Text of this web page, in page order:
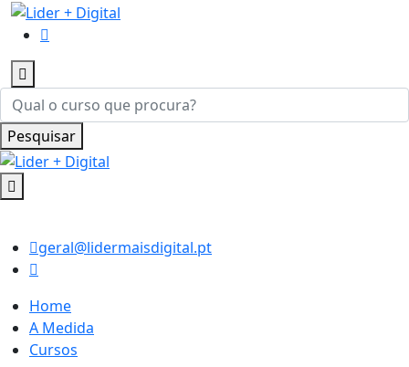
Pesquisar
geral@lidermaisdigital.pt
Home
A Medida
Cursos